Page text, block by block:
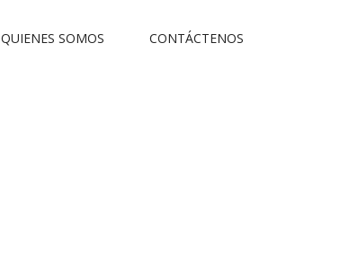
QUIENES SOMOS CONTÁCTENOS